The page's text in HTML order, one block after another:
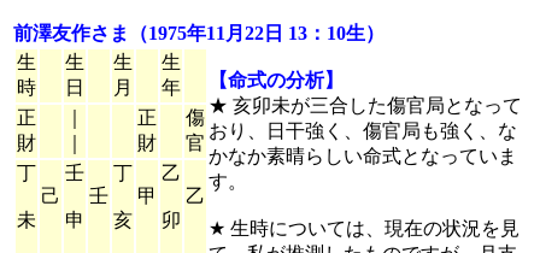
前澤友作さま（1975年11月22日 13：10生）
生
時
生
日
生
月
生
年
正
財
正
財
傷
官
丁
未
己
壬
申
壬
丁
亥
甲
乙
卯
乙
【命式の分析】
★ 亥卯未が三合した傷官局となって
おり、日干強く、傷官局も強く、な
かなか素晴らしい命式となっていま
す。
★ 生時については、現在の状況を見